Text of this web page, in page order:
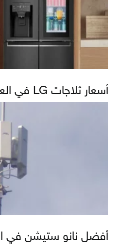
أسعار ثلاجات LG في العراق
أفضل نانو ستيشن في